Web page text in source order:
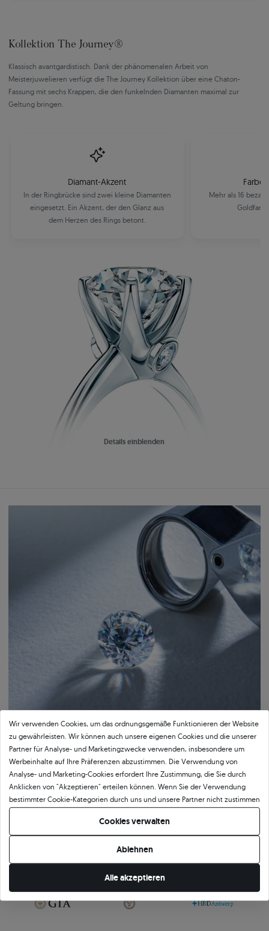
Kollektion The Journey®
Klassisch avantgardistisch. Dank der phänomenalen Arbeit von
Meisterjuwelieren verfügt die The Journey Kollektion über eine Chaton-
Fassung mit sechs Krappen, die den funkelnden Diamanten maximal zur
Geltung bringen.
Diamant-Akzent
In der Ringbrücke sind zwei kleine Diamanten
eingesetzt. Ein Akzent, der den Glanz aus
dem Herzen des Rings betont.
Farbe
Mehr als 16
Arcy Original
Einfach:
Perfekt aufeinander abgestimmter Schmuck
Schaffen Sie ein einzigartiges Set, das zu Ihrem Verlobungsring passt.
Wählen Sie Ohrringe, Anhänger oder Eheringe aus der Kollektion.
Details einblenden
Bestätigte Qualität von SAVICKI
Unser Qualitätszertifikat garantiert Authentizität und höchsten
Ausführungsstandard. Das Dokument beschreibt detailliert die wichtigsten
Edelmetalls. Das SAVICKI-Zertifikat ist nicht nur eine formelle Bestätigung der
Qualität, sondern auch ein Beweis für die Kunstfertigkeit, Präzision und
Verantwortung, mit der wir jedes Schmuckstück herstellen.
Wir verwenden Cookies, um das ordnungsgemäße Funktionieren der Website
zu gewährleisten. Wir können auch unsere eigenen Cookies und die unserer
Partner für Analyse- und Marketingzwecke verwenden, insbesondere um
Werbeinhalte auf Ihre Präferenzen abzustimmen. Die Verwendung von
Analyse- und Marketing-Cookies erfordert Ihre Zustimmung, die Sie durch
Anklicken von "Akzeptieren" erteilen können. Wenn Sie der Verwendung
bestimmter Cookie-Kategorien durch uns und unsere Partner nicht zustimmen
möchten, klicken Sie auf "Lassen Sie mich wählen" und bestimmen Sie Ihre
Präferenzen. Sie können Ihre Zustimmung jederzeit widerrufen, indem Sie
Ihre Cookie-Einstellungen ändern.
Cookies verwalten
Ablehnen
Alle akzeptieren